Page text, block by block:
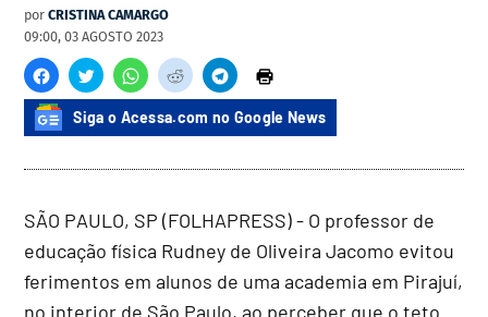
por CRISTINA CAMARGO
09:00, 03 AGOSTO 2023
Siga o Acessa.com no Google News
SÃO PAULO, SP (FOLHAPRESS) - O professor de
educação física Rudney de Oliveira Jacomo evitou
ferimentos em alunos de uma academia em Pirajuí,
no interior de São Paulo, ao perceber que o teto